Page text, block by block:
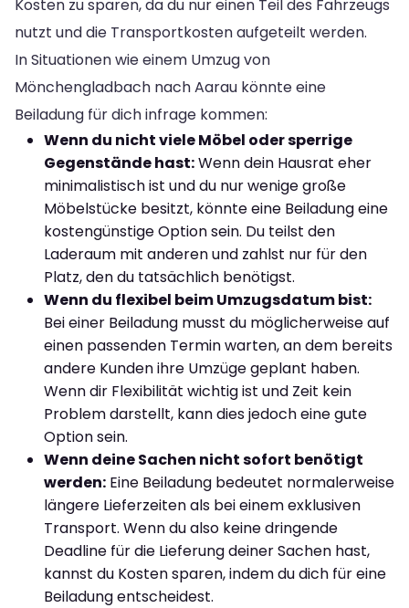
Kosten zu sparen, da du nur einen Teil des Fahrzeugs
nutzt und die Transportkosten aufgeteilt werden.
In Situationen wie einem Umzug von
Mönchengladbach nach Aarau könnte eine
Beiladung für dich infrage kommen:
Wenn du nicht viele Möbel oder sperrige
Gegenstände hast:Wenn dein Hausrat eher
minimalistisch ist und du nur wenige große
Möbelstücke besitzt, könnte eine Beiladung eine
kostengünstige Option sein. Du teilst den
Laderaum mit anderen und zahlst nur für den
Platz, den du tatsächlich benötigst.
Wenn du flexibel beim Umzugsdatum bist:
Bei einer Beiladung musst du möglicherweise auf
einen passenden Termin warten, an dem bereits
andere Kunden ihre Umzüge geplant haben.
Wenn dir Flexibilität wichtig ist und Zeit kein
Problem darstellt, kann dies jedoch eine gute
Option sein.
Wenn deine Sachen nicht sofort benötigt
werden: Eine Beiladung bedeutet normalerweise
längere Lieferzeiten als bei einem exklusiven
Transport. Wenn du also keine dringende
Deadline für die Lieferung deiner Sachen hast,
kannst du Kosten sparen, indem du dich für eine
Beiladung entscheidest.